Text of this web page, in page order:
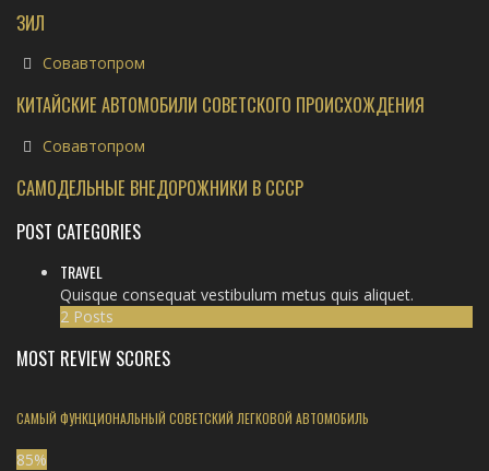
ЗИЛ
Совавтопром
КИТАЙСКИЕ АВТОМОБИЛИ СОВЕТСКОГО ПРОИСХОЖДЕНИЯ
Совавтопром
САМОДЕЛЬНЫЕ ВНЕДОРОЖНИКИ В СССР
POST CATEGORIES
TRAVEL
Quisque consequat vestibulum metus quis aliquet.
2 Posts
MOST REVIEW SCORES
САМЫЙ ФУНКЦИОНАЛЬНЫЙ СОВЕТСКИЙ ЛЕГКОВОЙ АВТОМОБИЛЬ
85%